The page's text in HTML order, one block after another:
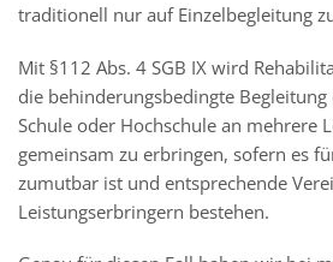
traditionell nur auf Einzelbegleitung
Mit §112 Abs. 4 SGB IX wird
die behinderungsbedingte
Schule oder Hochschule an mehrere
gemeinsam zu erbringen, sofern es
zumutbar ist und entsprechende
Leistungserbringern bestehen.